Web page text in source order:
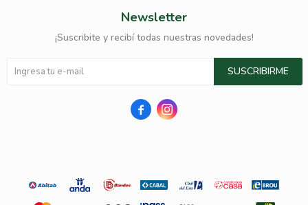
Newsletter
¡Suscribite y recibí todas nuestras novedades!
SUSCRIBIRME
 